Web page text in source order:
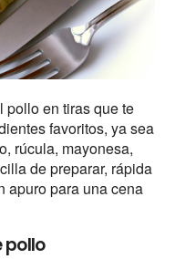
pollo en tiras que te
favoritos, ya sea
rúcula, mayonesa,
de preparar, rápida
apuro para una cena
pollo